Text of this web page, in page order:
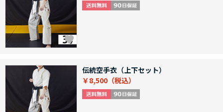
伝統空手衣（上下セット）
￥8,500